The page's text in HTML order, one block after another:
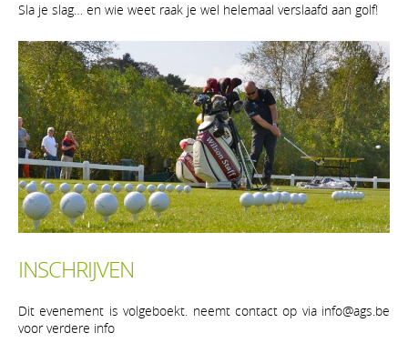
Sla je slag… en wie weet raak je wel helemaal verslaafd aan golf!
INSCHRIJVEN
Dit evenement is volgeboekt. neemt contact op via info@ags.be
voor verdere info